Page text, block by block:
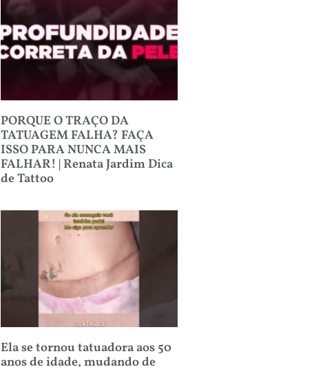
PORQUE O TRAÇO DA
TATUAGEM FALHA? FAÇA
ISSO PARA NUNCA MAIS
FALHAR! | Renata Jardim Dica
de Tattoo
Ela se tornou tatuadora aos 50
anos de idade, mudando de